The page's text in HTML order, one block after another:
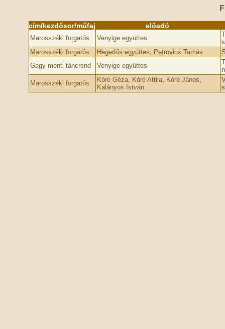
cím/kezdősor/műfaj előadó
Marosszéki forgatós Venyige együttes
Marosszéki forgatós
Hegedős együttes, Petrovics Tamás
Gagy menti táncrend
Venyige együttes
Marosszéki forgatós
Kóré Géza, Kóré Attila, Kóré János,
Kalányos István